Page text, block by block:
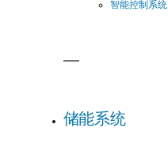
智能控制系统
储能系统